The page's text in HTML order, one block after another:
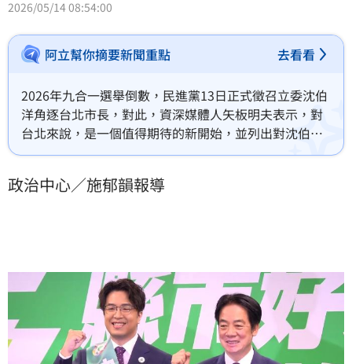
2026/05/14 08:54:00
阿立幫你摘要新聞重點 去看看
2026年九合一選舉倒數，民進黨13日正式徵召立委沈伯
洋角逐台北市長，對此，資深媒體人矢板明夫表示，對
台北來說，是一個值得期待的新開始，並列出對沈伯洋
的3點期待，「他不是喊口號的人」。
政治中心／施郁韻報導